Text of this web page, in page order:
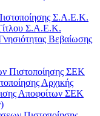
Σ.Α.Ε.Κ.
Σ.Α.Ε.Κ.
Βεβαίωσης
Πιστοποίησης ΣΕΚ
Αρχικής
Αποφοίτων ΣΕΚ